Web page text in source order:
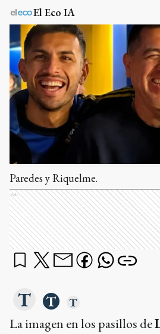
El Eco IA
Paredes y Riquelme.
Ads
La imagen en los pasillos de